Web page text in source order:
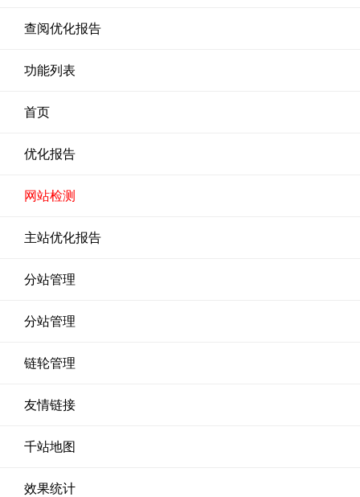
查阅优化报告
功能列表
首页
优化报告
网站检测
主站优化报告
分站管理
分站管理
链轮管理
友情链接
千站地图
效果统计